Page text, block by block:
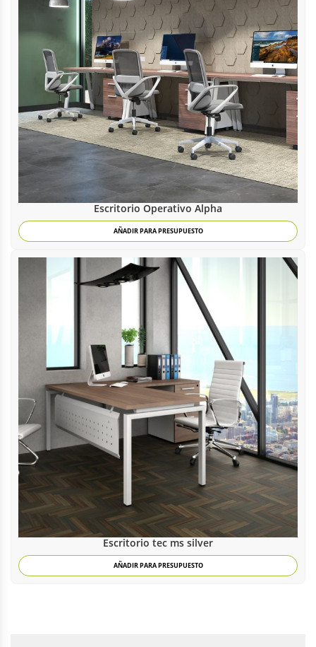
Escritorio Operativo Alpha
AÑADIR PARA PRESUPUESTO
Escritorio tec ms silver
AÑADIR PARA PRESUPUESTO